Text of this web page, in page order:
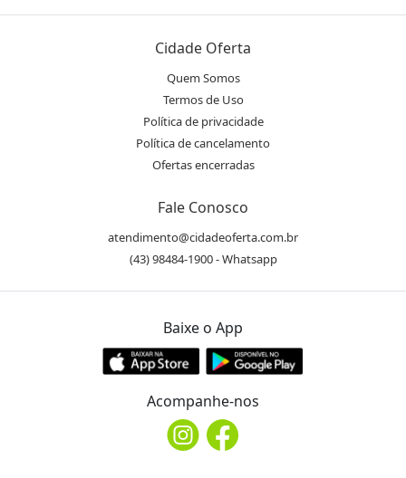
Cidade Oferta
Quem Somos
Termos de Uso
Política de privacidade
Política de cancelamento
Ofertas encerradas
Fale Conosco
atendimento@cidadeoferta.com.br
(43) 98484-1900 - Whatsapp
Baixe o App
Acompanhe-nos